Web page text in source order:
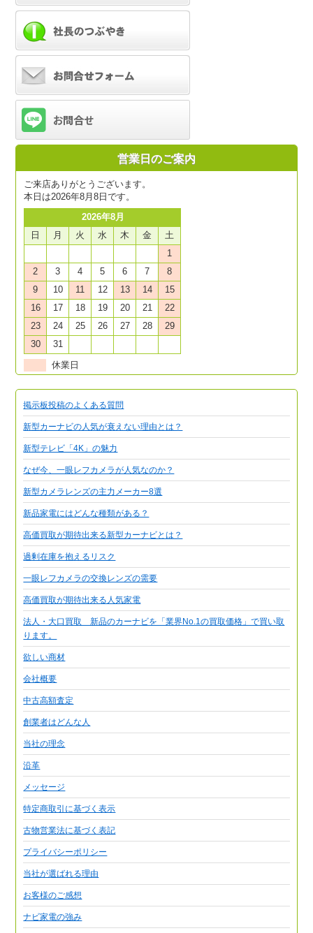
営業日のご案内
ご来店ありがとうございます。
本日は2026年8月8日です。
2026年8月
日
月 火 水 木 金
土
1
2
3 4 5 6 7
8
9
10 11 12 13 14
15
16
17 18 19 20 21
22
23
24 25 26 27 28
29
30
31
休業日
掲示板投稿のよくある質問
新型カーナビの人気が衰えない理由とは？
新型テレビ「4K」の魅力
なぜ今、一眼レフカメラが人気なのか？
新型カメラレンズの主力メーカー8選
新品家電にはどんな種類がある？
高価買取が期待出来る新型カーナビとは？
過剰在庫を抱えるリスク
一眼レフカメラの交換レンズの需要
高価買取が期待出来る人気家電
法人・大口買取 新品のカーナビを「業界No.1の買取価格」で買い取
ります。
欲しい商材
会社概要
中古高額査定
創業者はどんな人
当社の理念
沿革
メッセージ
特定商取引に基づく表示
古物営業法に基づく表記
プライバシーポリシー
当社が選ばれる理由
お客様のご感想
ナビ家電の強み